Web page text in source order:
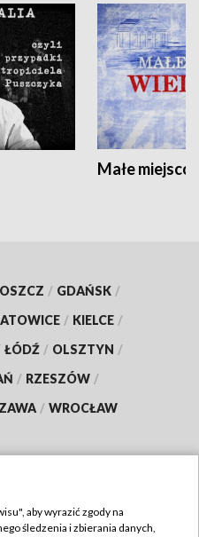
Małe
/ GDAŃSK /
/ KIELCE /
ŁÓDŹ / OLSZTYN /
/ RZESZÓW /
/ WROCŁAW
aby wyrazić zgody na
śledzenia i zbierania danych,